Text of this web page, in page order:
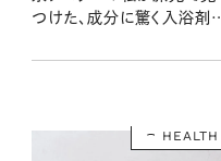
つけた、成分に驚く入浴剤＆
HEALTH